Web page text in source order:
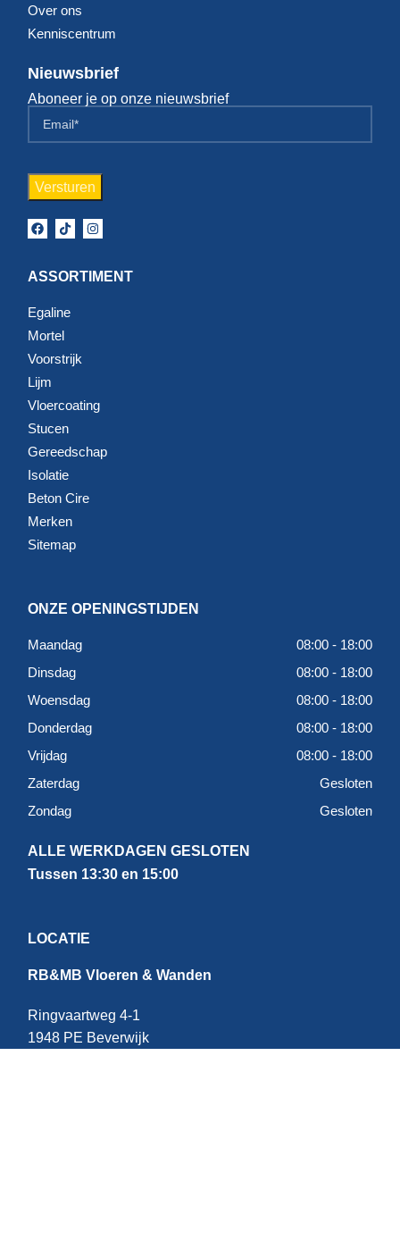
Over ons
Kenniscentrum
Nieuwsbrief
Aboneer je op onze nieuwsbrief
ASSORTIMENT
Egaline
Mortel
Voorstrijk
Lijm
Vloercoating
Stucen
Gereedschap
Isolatie
Beton Cire
Merken
Sitemap
ONZE OPENINGSTIJDEN
Maandag
08:00 - 18:00
Dinsdag
08:00 - 18:00
Woensdag
08:00 - 18:00
Donderdag
08:00 - 18:00
Vrijdag
08:00 - 18:00
Zaterdag
Gesloten
Zondag
Gesloten
ALLE WERKDAGEN GESLOTEN
Tussen 13:30 en 15:00
LOCATIE
RB&MB Vloeren & Wanden
Ringvaartweg 4-1
1948 PE Beverwijk